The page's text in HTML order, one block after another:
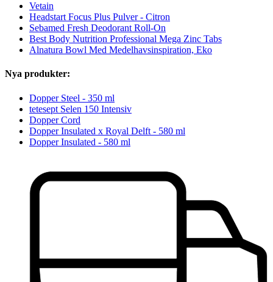
Vetain
Headstart Focus Plus Pulver - Citron
Sebamed Fresh Deodorant Roll-On
Best Body Nutrition Professional Mega Zinc Tabs
Alnatura Bowl Med Medelhavsinspiration, Eko
Nya produkter:
Dopper Steel - 350 ml
tetesept Selen 150 Intensiv
Dopper Cord
Dopper Insulated x Royal Delft - 580 ml
Dopper Insulated - 580 ml